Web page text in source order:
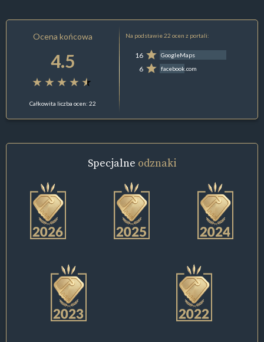
Ocena końcowa
4.5
Całkowita liczba ocen: 22
Na podstawie 22 ocen z portali:
16 GoogleMaps
6 facebook.com
Specjalne odznaki